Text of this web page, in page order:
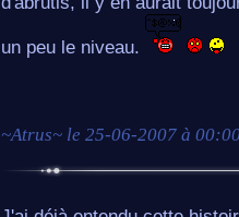
un peu le niveau.
~Atrus~ le 25-06-2007 à